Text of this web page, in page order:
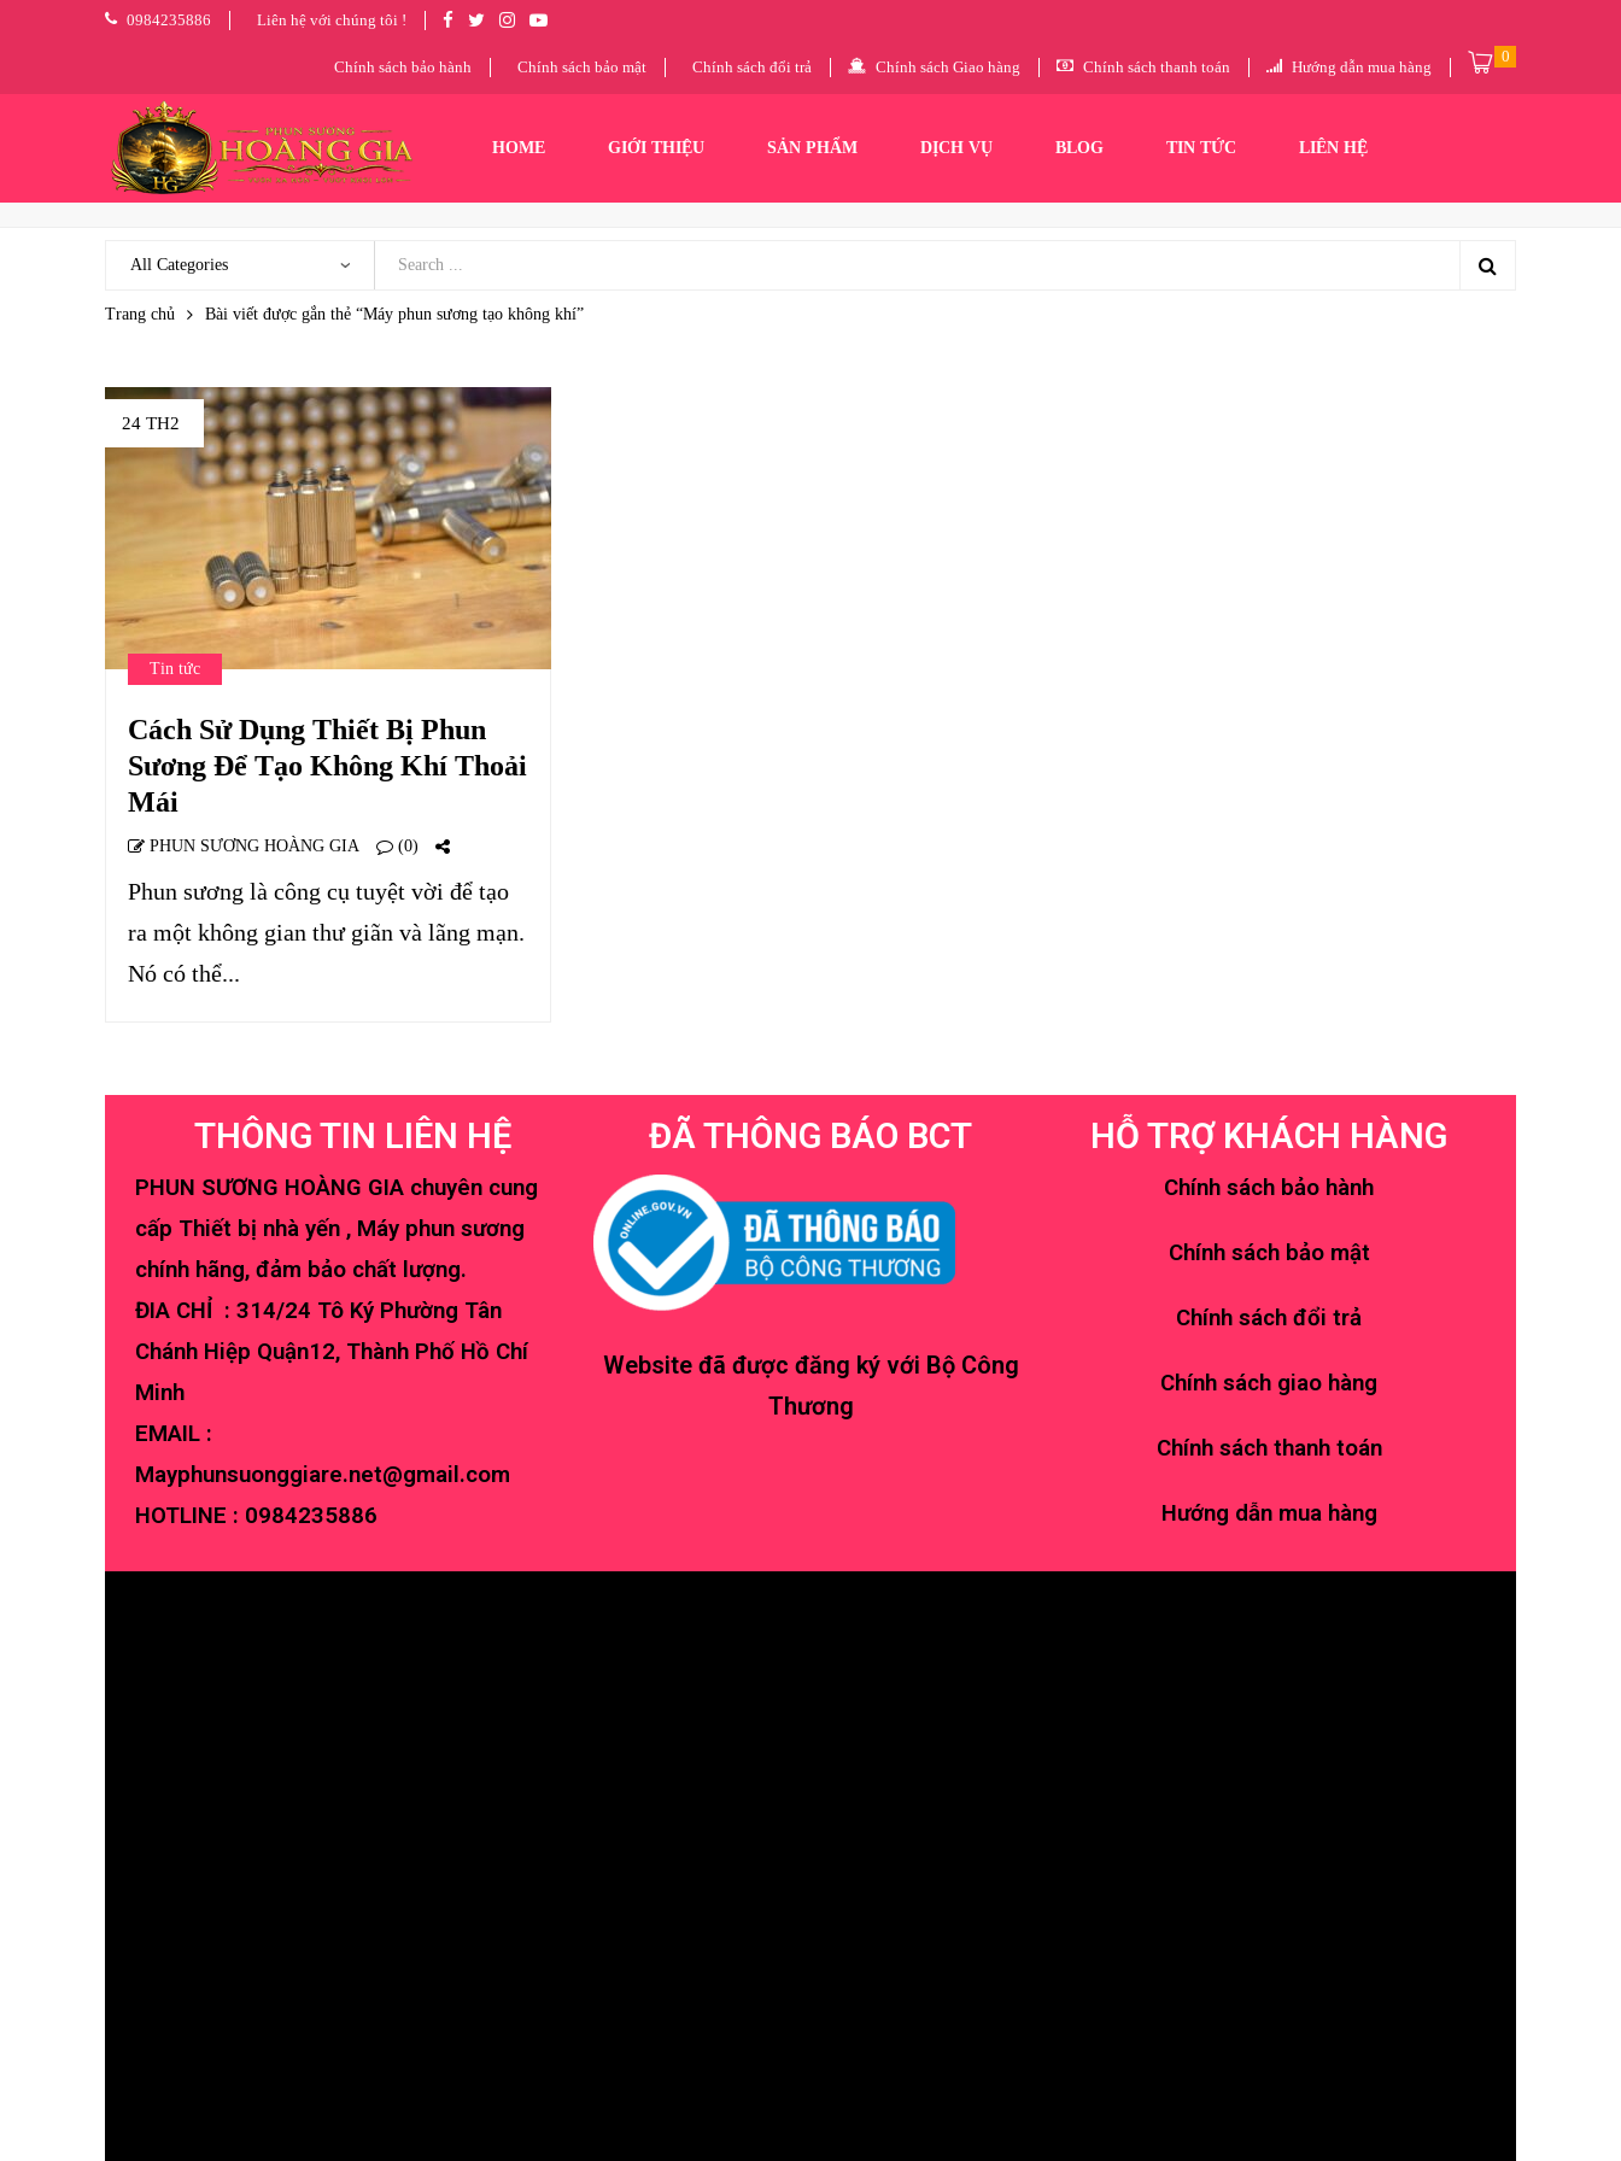
0984235886 Liên hệ với chúng tôi !
Chính sách bảo hành Chính sách bảo mật Chính sách đổi trả Chính sách Giao hàng Chính sách thanh toán Hướng dẫn mua hàng
0
HOME GIỚI THIỆU SẢN PHẨM DỊCH VỤ BLOG TIN TỨC LIÊN HỆ
Trang chủ Bài viết được gắn thẻ “Máy phun sương tạo không khí”
24 TH2
Tin tức
Cách Sử Dụng Thiết Bị Phun
Sương Để Tạo Không Khí Thoải
Mái
PHUN SƯƠNG HOÀNG GIA (0)
Phun sương là công cụ tuyệt vời để tạo
ra một không gian thư giãn và lãng mạn.
Nó có thể...
THÔNG TIN LIÊN HỆ
PHUN SƯƠNG HOÀNG GIA chuyên cung
cấp Thiết bị nhà yến , Máy phun sương
chính hãng, đảm bảo chất lượng.
ĐIA CHỈ : 314/24 Tô Ký Phường Tân
Chánh Hiệp Quận12, Thành Phố Hồ Chí
Minh
EMAIL :
Mayphunsuonggiare.net@gmail.com
HOTLINE : 0984235886
ĐÃ THÔNG BÁO BCT
Website đã được đăng ký với Bộ Công
Thương
HỖ TRỢ KHÁCH HÀNG
Chính sách bảo hành
Chính sách bảo mật
Chính sách đổi trả
Chính sách giao hàng
Chính sách thanh toán
Hướng dẫn mua hàng